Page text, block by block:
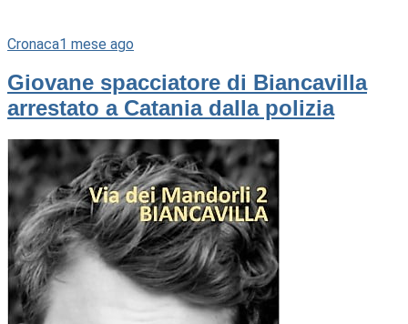
Cronaca1 mese ago
Giovane spacciatore di Biancavilla
arrestato a Catania dalla polizia